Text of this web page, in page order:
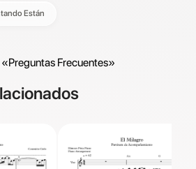
Están
«Preguntas Frecuentes»